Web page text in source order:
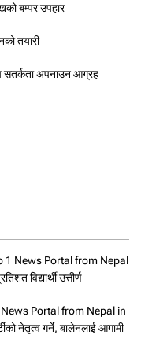
बम्पर उपहार
तयारी
सतर्कता अपनाउन आग्रह
1 News Portal from Nepal
विद्यार्थी उत्तीर्ण
News Portal from Nepal in
नेतृत्व गर्ने, बालेनलाई आगामी